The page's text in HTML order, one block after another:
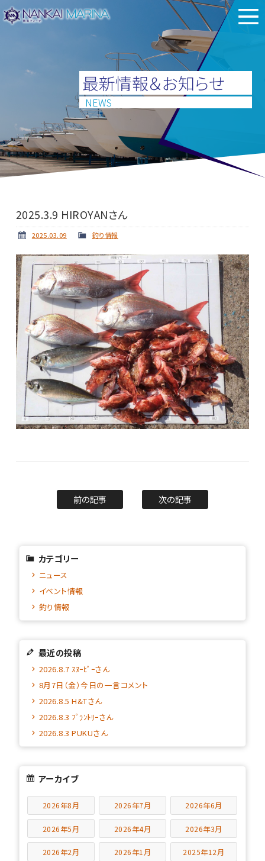
最新情報＆お知らせ
NEWS
2025.3.9 HIROYANさん
2025.03.09 釣り情報
前の記事 次の記事
カテゴリー
ニュース
イベント情報
釣り情報
最近の投稿
2026.8.7 ｽﾇｰﾋﾟｰさん
8月7日（金）今日の一言コメント
2026.8.5 H&Tさん
2026.8.3 ﾌﾟﾗﾝﾄﾘｰさん
2026.8.3 PUKUさん
アーカイブ
2026年8月 2026年7月 2026年6月
2026年5月 2026年4月 2026年3月
2026年2月 2026年1月 2025年12月